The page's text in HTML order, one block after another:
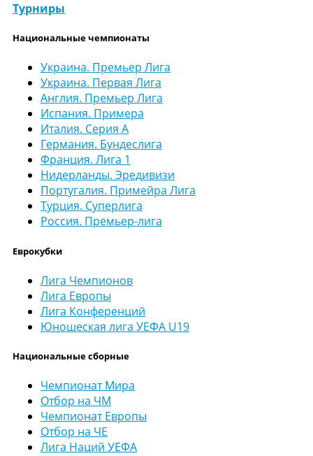
Турниры
Национальные чемпионаты
Украина. Премьер Лига
Украина. Первая Лига
Англия. Премьер Лига
Испания. Примера
Италия. Серия А
Германия. Бундеслига
Франция. Лига 1
Нидерланды. Эредивизи
Португалия. Примейра Лига
Турция. Суперлига
Россия. Премьер-лига
Еврокубки
Лига Чемпионов
Лига Европы
Лига Конференций
Юношеская лига УЕФА U19
Национальные сборные
Чемпионат Мира
Отбор на ЧМ
Чемпионат Европы
Отбор на ЧЕ
Лига Наций УЕФА